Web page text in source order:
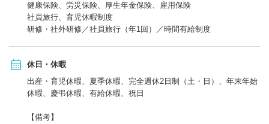
健康保険、労災保険、厚生年金保険、雇用保険
社員旅行、育児休暇制度
研修・社外研修／社員旅行（年1回）／時間有給制度
休日・休暇
出産・育児休暇、夏季休暇、完全週休2日制（土・日）、年末年始
休暇、慶弔休暇、有給休暇、祝日
【備考】